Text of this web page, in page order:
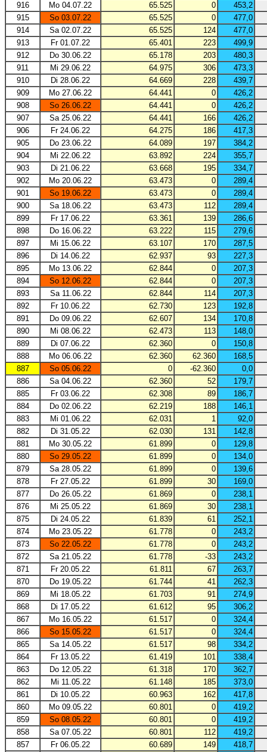
916
Mo 04.07.22 65.525 0
453,2
915
So 03.07.22 65.525 0
477,0
914
Sa 02.07.22 65.525 124
477,0
913
Fr 01.07.22 65.401 223
499,9
912
Do 30.06.22 65.178 203
480,3
911
Mi 29.06.22 64.975 306
473,3
910
Di 28.06.22 64.669 228
439,7
909
Mo 27.06.22 64.441 0
426,2
908
So 26.06.22 64.441 0
426,2
907
Sa 25.06.22 64.441 166
426,2
906
Fr 24.06.22 64.275 186
417,3
905
Do 23.06.22 64.089 197
384,2
904
Mi 22.06.22 63.892 224
355,7
903
Di 21.06.22 63.668 195
334,7
902
Mo 20.06.22 63.473 0
289,4
901
So 19.06.22 63.473 0
289,4
900
Sa 18.06.22 63.473 112
289,4
899
Fr 17.06.22 63.361 139
286,6
898
Do 16.06.22 63.222 115
279,6
897
Mi 15.06.22 63.107 170
287,5
896
Di 14.06.22 62.937 93
227,3
895
Mo 13.06.22 62.844 0
207,3
894
So 12.06.22 62.844 0
207,3
893
Sa 11.06.22 62.844 114
207,3
892
Fr 10.06.22 62.730 123
192,8
891
Do 09.06.22 62.607 134
170,8
890
Mi 08.06.22 62.473 113
148,0
889
Di 07.06.22 62.360 0
150,8
888
Mo 06.06.22 62.360 62.360
168,5
887
So 05.06.22 0 -62.360
0,0
886
Sa 04.06.22 62.360 52
179,7
885
Fr 03.06.22 62.308 89
186,7
884
Do 02.06.22 62.219 188
146,1
883
Mi 01.06.22 62.031 1
92,0
882
Di 31.05.22 62.030 131
142,8
881
Mo 30.05.22 61.899 0
129,8
880
So 29.05.22 61.899 0
134,0
879
Sa 28.05.22 61.899 0
139,6
878
Fr 27.05.22 61.899 30
169,0
877
Do 26.05.22 61.869 0
238,1
876
Mi 25.05.22 61.869 30
238,1
875
Di 24.05.22 61.839 61
252,1
874
Mo 23.05.22 61.778 0
243,2
873
So 22.05.22 61.778 0
243,2
872
Sa 21.05.22 61.778 -33
243,2
871
Fr 20.05.22 61.811 67
263,7
870
Do 19.05.22 61.744 41
262,3
869
Mi 18.05.22 61.703 91
274,9
868
Di 17.05.22 61.612 95
306,2
867
Mo 16.05.22 61.517 0
324,4
866
So 15.05.22 61.517 0
324,4
865
Sa 14.05.22 61.517 98
334,2
864
Fr 13.05.22 61.419 101
338,4
863
Do 12.05.22 61.318 170
362,7
862
Mi 11.05.22 61.148 185
373,0
861
Di 10.05.22 60.963 162
417,8
860
Mo 09.05.22 60.801 0
419,2
859
So 08.05.22 60.801 0
419,2
858
Sa 07.05.22 60.801 112
419,2
857
Fr 06.05.22 60.689 149
418,7